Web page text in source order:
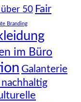
50 Fair
Branding
im Büro
Galanterie